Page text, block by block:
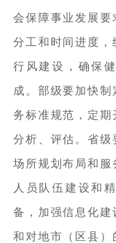
会保障事业发展要
分工和时间进度
行风建设，确保
成。部级要加快
务标准规范，定期
分析、评估。省级
场所规划布局和
人员队伍建设和
备，加强信息化建
和对地市（区县）